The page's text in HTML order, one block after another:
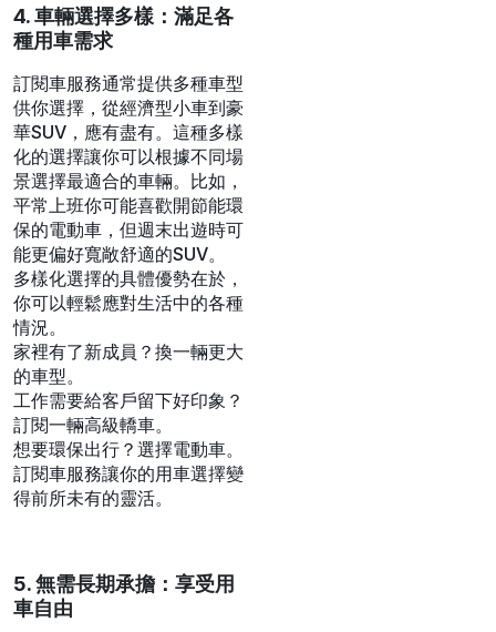
4. 車輛選擇多樣：滿足各
種用車需求
訂閱車服務通常提供多種車型
供你選擇，從經濟型小車到豪
華SUV，應有盡有。這種多樣
化的選擇讓你可以根據不同場
景選擇最適合的車輛。比如，
平常上班你可能喜歡開節能環
保的電動車，但週末出遊時可
能更偏好寬敞舒適的SUV。
多樣化選擇的具體優勢在於，
你可以輕鬆應對生活中的各種
情況。
家裡有了新成員？換一輛更大
的車型。
工作需要給客戶留下好印象？
訂閱一輛高級轎車。
想要環保出行？選擇電動車。
訂閱車服務讓你的用車選擇變
得前所未有的靈活。
5. 無需長期承擔：享受用
車自由